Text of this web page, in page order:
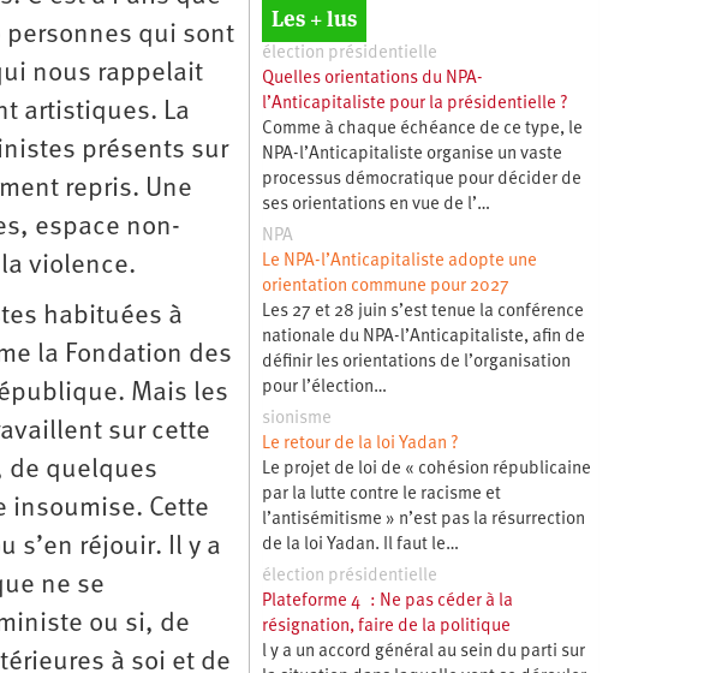
qui sont
nous rappelait
artistiques. La
présents sur
repris. Une
espace non-
violence.
habituées à
la Fondation des
Mais les
sur cette
de quelques
insoumise. Cette
s’en réjouir. Il y a
ne se
ou si, de
à soi et de
Les + lus
élection présidentielle
Quelles orientations du NPA-
l’Anticapitaliste pour la présidentielle ?
Comme à chaque échéance de ce type, le
NPA-l’Anticapitaliste organise un vaste
processus démocratique pour décider de
ses orientations en vue de l’…
NPA
Le NPA-l’Anticapitaliste adopte une
orientation commune pour 2027
Les 27 et 28 juin s’est tenue la conférence
nationale du NPA-l’Anticapitaliste, afin de
définir les orientations de l’organisation
pour l’élection…
sionisme
Le retour de la loi Yadan ?
Le projet de loi de « cohésion républicaine
par la lutte contre le racisme et
l’antisémitisme » n’est pas la résurrection
de la loi Yadan. Il faut le…
élection présidentielle
Plateforme 4 : Ne pas céder à la
résignation, faire de la politique
l y a un accord général au sein du parti sur